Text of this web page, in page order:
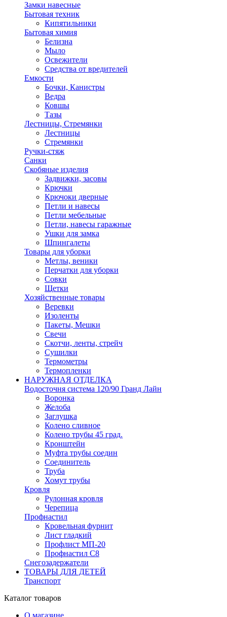
Замки навесные
Бытовая техник
Кипятильники
Бытовая химия
Белизна
Мыло
Освежители
Средства от вредителей
Емкости
Бочки, Канистры
Ведра
Ковшы
Тазы
Лестницы, Стремянки
Лестницы
Стремянки
Ручки-стяж
Санки
Скобяные изделия
Задвижки, засовы
Крючки
Крючоки дверные
Петли и навесы
Петли мебельные
Петли, навесы гаражные
Ушки для замка
Шпингалеты
Товары для уборки
Метлы, веники
Перчатки для уборки
Совки
Щетки
Хозяйственные товары
Веревки
Изоленты
Пакеты, Мешки
Свечи
Скотчи, ленты, стрейч
Сушилки
Термометры
Термопленки
НАРУЖНАЯ ОТДЕЛКА
Водосточня система 120/90 Гранд Лайн
Воронка
Желоба
Заглушка
Колено сливное
Колено трубы 45 град.
Кронштейн
Муфта трубы соедин
Соединитель
Труба
Хомут трубы
Кровля
Рулонная кровля
Черепица
Профнастил
Кровельная фурнит
Лист гладкий
Профлист МП-20
Профнастил С8
Снегозадержатели
ТОВАРЫ ДЛЯ ДЕТЕЙ
Транспорт
Каталог товаров
О магазине